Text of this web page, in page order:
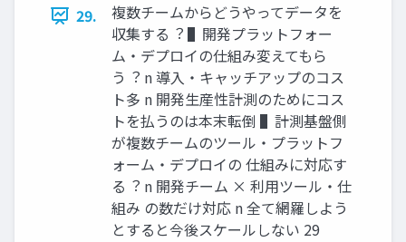
29.
複数チームからどうやってデータを
収集する︖ ▌開発プラットフォー
ム・デプロイの仕組み変えてもら
う︖ n 導⼊・キャッチアップのコス
ト多 n 開発⽣産性計測のためにコス
トを払うのは本末転倒 ▌計測基盤側
が複数チームのツール・プラットフ
ォーム・デプロイの 仕組みに対応す
る︖ n 開発チーム × 利⽤ツール・仕
組み の数だけ対応 n 全て網羅しよう
とすると今後スケールしない 29